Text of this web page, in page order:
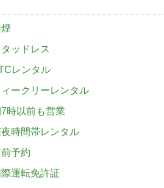
ッドレス
レンタル
ークリーレンタル
時以前も営業
時間帯レンタル
予約
運転免許証